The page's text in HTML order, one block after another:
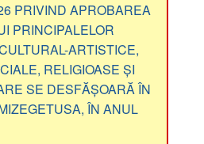
PRIVIND APROBAREA
PRINCIPALELOR
ARTISTICE,
RELIGIOASE ȘI
SE DESFĂȘOARĂ ÎN
ÎN ANUL